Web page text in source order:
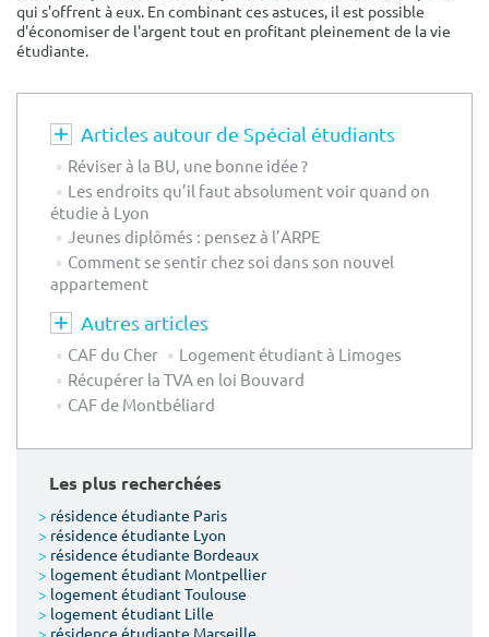
qui s'offrent à eux. En combinant ces astuces, il est possible
d'économiser de l'argent tout en profitant pleinement de la vie
étudiante.
Articles autour de Spécial étudiants
Réviser à la BU, une bonne idée ?
Les endroits qu’il faut absolument voir quand on
étudie à Lyon
Jeunes diplômés : pensez à l’ARPE
Comment se sentir chez soi dans son nouvel
appartement
Autres articles
CAF du Cher
Logement étudiant à Limoges
Récupérer la TVA en loi Bouvard
CAF de Montbéliard
Les plus recherchées
> résidence étudiante Paris
> résidence étudiante Lyon
> résidence étudiante Bordeaux
> logement étudiant Montpellier
> logement étudiant Toulouse
> logement étudiant Lille
> résidence étudiante Marseille